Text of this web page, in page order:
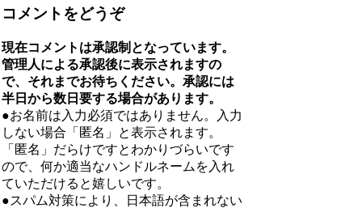
コメントをどうぞ
現在コメントは承認制となっています。
管理人による承認後に表示されますの
で、それまでお待ちください。承認には
半日から数日要する場合があります。
●お名前は入力必須ではありません。入力
しない場合「匿名」と表示されます。
「匿名」だらけですとわかりづらいです
ので、何か適当なハンドルネームを入れ
ていただけると嬉しいです。
●スパム対策により、日本語が含まれない